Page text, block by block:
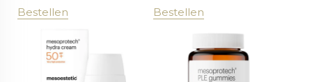
Bestellen
Bestellen